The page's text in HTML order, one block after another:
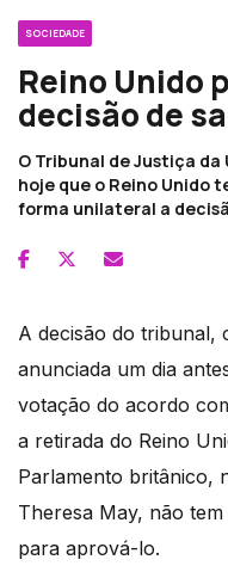
SOCIEDADE
Reino Unido
decisão de
O Tribunal de Justiça da
hoje que o Reino Unido
forma unilateral a
A decisão do tribunal,
anunciada um dia
votação do acordo
a retirada do Reino
Parlamento britânico,
Theresa May, não
para aprová-lo.